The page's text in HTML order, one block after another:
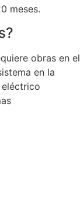
meses.
obras en el
en la